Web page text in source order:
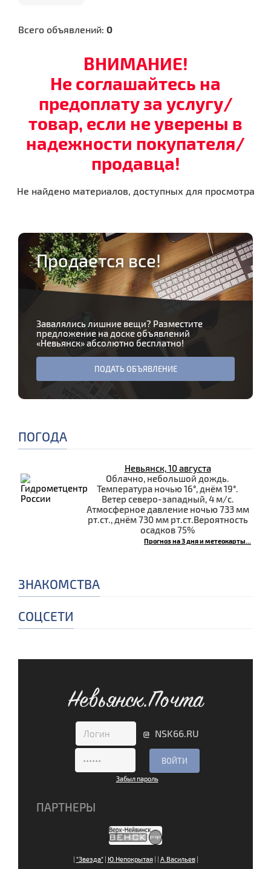
Всего объявлений: 0
ВНИМАНИЕ!
Не соглашайтесь на
предоплату за услугу/
товар, если не уверены в
надежности покупателя/
продавца!
Не найдено материалов, доступных для просмотра
Продается все!
Завалялись лишние вещи? Разместите
предложение на доске объявлений
«Невьянск» абсолютно бесплатно!
ПОДАТЬ ОБЪЯВЛЕНИЕ
ПОГОДА
Невьянск, 10 августа
Облачно, небольшой дождь.
Температура ночью 16°, днём 19°.
Ветер северо-западный, 4 м/с.
Атмосферное давление ночью 733 мм
рт.ст., днём 730 мм рт.ст.Вероятность
осадков 75%
Прогноз на 3 дня и метеокарты...
ЗНАКОМСТВА
СОЦСЕТИ
Невьянск.Почта
@ NSK66.RU
Забыл пароль
ПАРТНЕРЫ
| "Звезда"| Ю.Непокрытая| | А.Васильев|